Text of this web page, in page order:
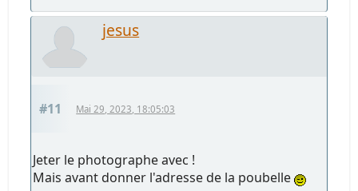
jesus
#11 Mai 29, 2023, 18:05:03
Jeter le photographe avec !
Mais avant donner l'adresse de la poubelle